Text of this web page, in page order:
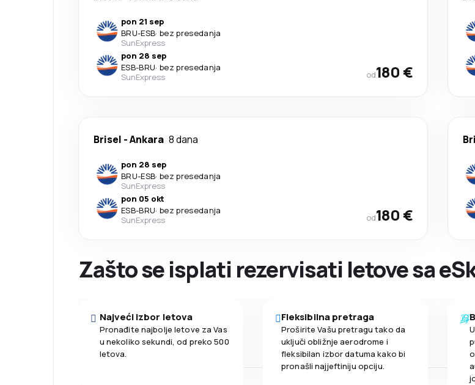
pon 21 sep
BRU-ESB· bez presedanja
SunExpress
pon 28 sep
ESB-BRU· bez presedanja
SunExpress
od180 €
Brisel -Ankara 8 dana
pon 28 sep
BRU-ESB· bez presedanja
SunExpress
pon 05 okt
ESB-BRU· bez presedanja
SunExpress
od180 €
Zašto se isplati rezervisati letove sa
Najveći izbor letova
Pronađite najbolje letove za Vas
u nekoliko sekundi, od preko 500
letova.
Fleksibilna pretraga
Proširite Vašu pretragu tako da
uključi obližnje aerodrome i
fleksibilan izbor datuma kako bi
pronašli najjeftiniju opciju.